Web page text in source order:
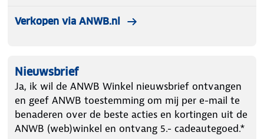
Verkopen via ANWB.nl
Nieuwsbrief
Ja, ik wil de ANWB Winkel nieuwsbrief ontvangen
en geef ANWB toestemming om mij per e-mail te
benaderen over de beste acties en kortingen uit de
ANWB (web)winkel en ontvang 5.- cadeautegoed.*